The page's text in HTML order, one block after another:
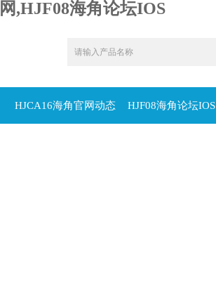
,HJF08海角论坛IOS
HJCA16海角官网动态 HJF08海角论坛IOS